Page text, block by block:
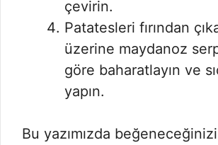
çevirin.
Patatesleri fırından
üzerine maydanoz
göre baharatlayın ve
yapın.
Bu yazımızda beğeneceğinizi